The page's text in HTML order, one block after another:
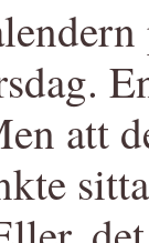
att